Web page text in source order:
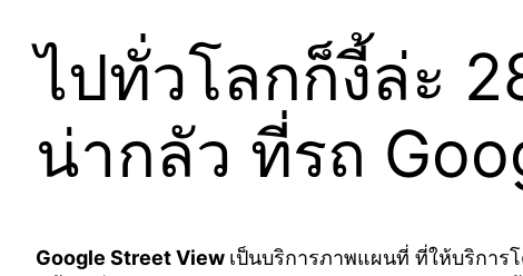
ไปทั่วโลกก็งี้ล่ะ
น่ากลัว ที่รถ
Google Street View เป็นบริการภาพแผนที่ ที่ให้บริการ